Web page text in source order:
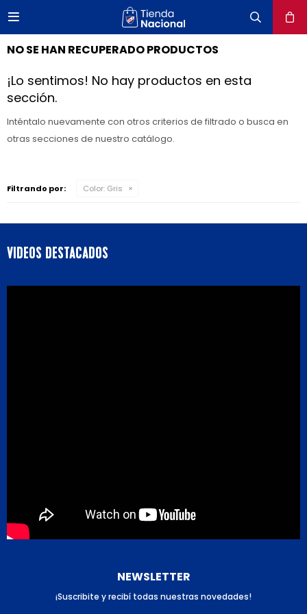

NO SE HAN RECUPERADO PRODUCTOS
¡Lo sentimos! No hay productos en esta
sección.
Inténtalo nuevamente con otros criterios de filtrado o busca en
otras secciones de nuestro catálogo.
Filtrando por: Color: Gris
VIDEOS DESTACADOS
NEWSLETTER
¡Suscribite y recibí todas nuestras novedades!
close